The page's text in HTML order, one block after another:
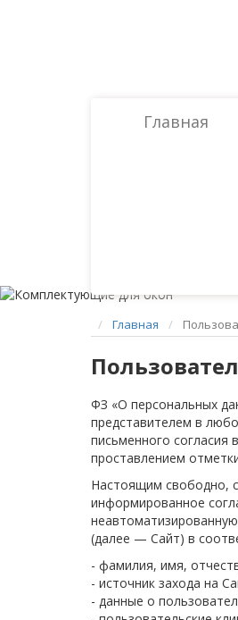
Главная
Главная
ФЗ «О персональных
представителем в
письменного согласия
проставлением
Настоящим свободно,
информированное
(далее — Сайт) в
- фамилия, имя,
- источник захода на
- данные о